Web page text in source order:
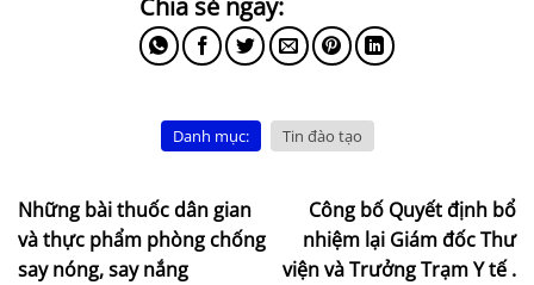
Danh mục: Tin đào tạo
Những bài thuốc dân gian
và thực phẩm phòng chống
say nóng, say nắng
Công bố Quyết định bổ
nhiệm lại Giám đốc Thư
viện và Trưởng Trạm Y tế .